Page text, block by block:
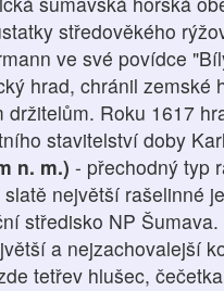
středověkého
ve své povídce
hrad, chránil zemské
Roku 1617
stavitelství doby
n. m.) - přechodný typ
největší rašelinné
středisko NP Šumava.
a nejzachovalejší
tetřev hlušec,